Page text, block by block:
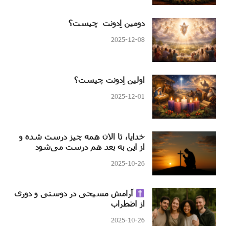
دومین اِدونت چیست؟
2025-12-08
اولین اِدونت چیست؟
2025-12-01
خدایا، تا الان همه چیز درست شده و
از این به بعد هم درست می‌شود
2025-10-26
آرامش مسیحی در دوستی و دوری
از اضطراب
2025-10-26